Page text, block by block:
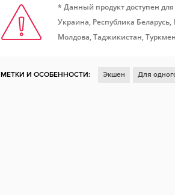
* Данный продукт доступен
Украина, Республика
Молдова, Таджикистан,
МЕТКИ И ОСОБЕННОСТИ: Экшен Для